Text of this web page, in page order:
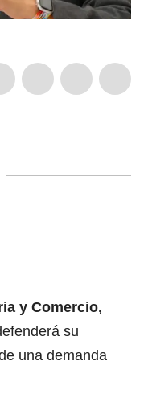
y Comercio,
su
una demanda